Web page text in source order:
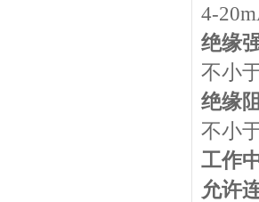
4-
绝缘
不小
绝缘
不小
工作
允许